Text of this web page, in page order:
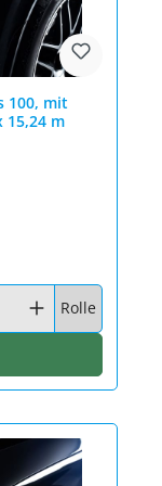
100, mit
15,24 m
benutze die
Rolle